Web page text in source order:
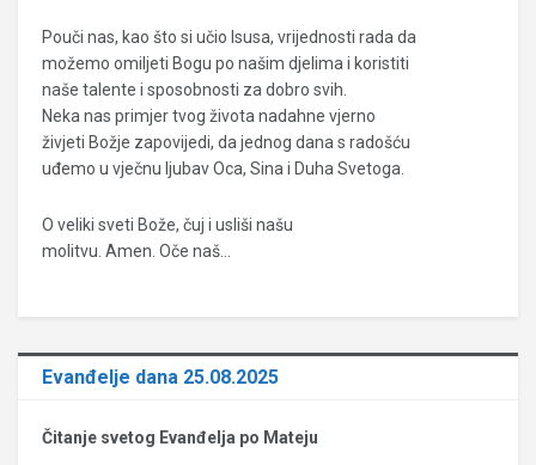
Pouči nas, kao što si učio Isusa, vrijednosti rada da
možemo omiljeti Bogu po našim djelima i koristiti
naše talente i sposobnosti za dobro svih.
Neka nas primjer tvog života nadahne vjerno
živjeti Božje zapovijedi, da jednog dana s radošću
uđemo u vječnu ljubav Oca, Sina i Duha Svetoga.
O veliki sveti Bože, čuj i usliši našu
molitvu. Amen. Oče naš…
Evanđelje dana 25.08.2025
Čitanje svetog Evanđelja po Mateju